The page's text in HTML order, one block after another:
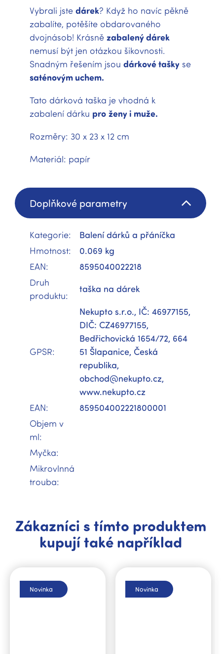
Vybrali jste dárek? Když ho navíc pěkně
zabalíte, potěšíte obdarovaného
dvojnásob! Krásně zabalený dárek
nemusí být jen otázkou šikovnosti.
Snadným řešením jsou dárkové tašky se
saténovým uchem.
Tato dárková taška je vhodná k
zabalení dárku pro ženy i muže.
Rozměry: 30 x 23 x 12 cm
Materiál: papír
Doplňkové parametry
Kategorie:
Balení dárků a přáníčka
Hmotnost:
0.069 kg
EAN:
8595040022218
Druh
produktu:
taška na dárek
GPSR:
Nekupto s.r.o., IČ: 46977155,
DIČ: CZ46977155,
Bedřichovická 1654/72, 664
51 Šlapanice, Česká
republika,
obchod@nekupto.cz,
www.nekupto.cz
EAN:
859504002221800001
Objem v
ml:
Myčka:
Mikrovlnná
trouba:
Zákazníci s tímto produktem
kupují také například
Novinka Novinka